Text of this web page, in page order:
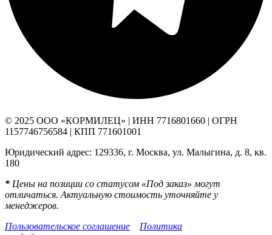
© 2025 ООО «КОРМИЛЕЦ» | ИНН 7716801660 | ОГРН
1157746756584 | КПП 771601001
Юридический адрес: 129336, г. Москва, ул. Малыгина, д. 8, кв.
180
* Цены на позиции со статусом «Под заказ» могут
отличаться. Актуальную стоимость уточняйте у
менеджеров.
Пользовательское соглашение
Политика